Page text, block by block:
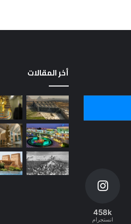
458k
انستجرام
أخر المقالات